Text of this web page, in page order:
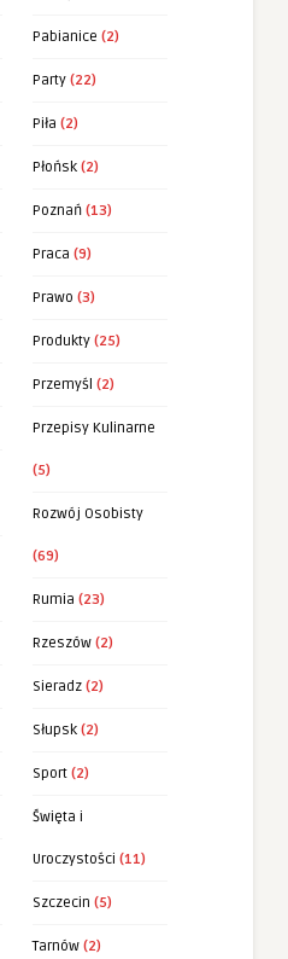
Pabianice (2)
Party (22)
Piła (2)
Płońsk (2)
Poznań (13)
Praca (9)
Prawo (3)
Produkty (25)
Przemyśl (2)
Przepisy Kulinarne
(5)
Rozwój Osobisty
(69)
Rumia (23)
Rzeszów (2)
Sieradz (2)
Słupsk (2)
Sport (2)
Święta i
Uroczystości (11)
Szczecin (5)
Tarnów (2)